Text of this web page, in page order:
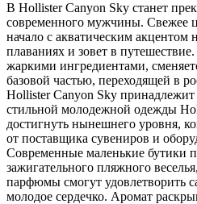
В Hollister Canyon Sky станет
современного мужчины. Свежее
начало с акватическим акцентом
плаваниях и зовет в
жаркими ингредиентами,
базовой частью, переходящей в
Hollister Canyon Sky
стильной молодежной одежды
достигнуть нынешнего уровня,
от поставщика сувениров и
Современные маленькие бутики
зажигательного пляжного
парфюмы смогут удовлетворить
молодое сердечко. Аромат